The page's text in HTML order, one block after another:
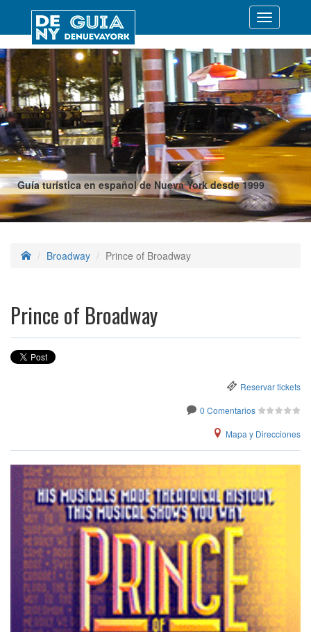
Guía turística en español de Nueva York desde 1999
Desplegar
Broadway Prince of Broadway
Prince of Broadway
Reservar tickets
0 Comentarios
Mapa y Direcciones